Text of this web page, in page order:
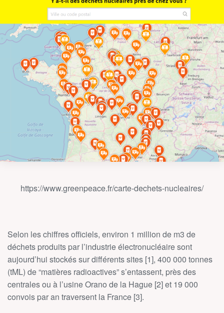
https://www.greenpeace.fr/carte-dechets-nucleaires/
Selon les chiffres officiels, environ 1 million de m3 de
déchets produits par l’industrie électronucléaire sont
aujourd’hui stockés sur différents sites [1], 400 000 tonnes
(tML) de “matières radioactives” s’entassent, près des
centrales ou à l’usine Orano de la Hague [2] et 19 000
convois par an traversent la France [3].